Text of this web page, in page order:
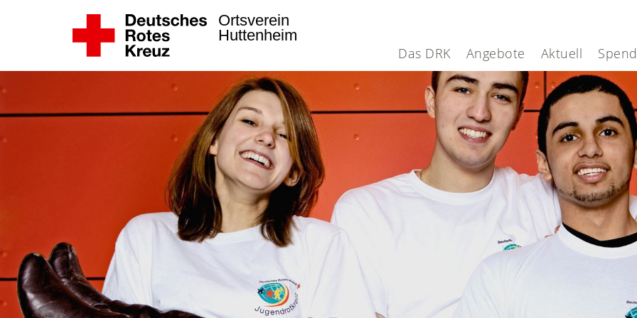
Das DRK Angebote Aktuell
Ortsverein
Huttenheim